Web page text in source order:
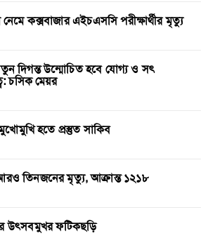
কক্সবাজার এইচএসসি পরীক্ষার্থীর মৃত্যু
নতুন দিগন্ত উন্মোচিত হবে যোগ্য ও সৎ
চসিক মেয়র
হতে প্রস্তুত সাকিব
তিনজনের মৃত্যু, আক্রান্ত ১২১৮
উৎসবমুখর ফটিকছড়ি